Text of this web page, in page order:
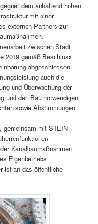
dem anhaltend hohen
mit einer
externen Partners zur
zwischen Stadt
2019 gemäß Beschluss
abgeschlossen.
auch die
und Überwachung der
und den Bau notwendigen
sowie Abstimmungen
gemeinsam mit STEIN
Kanalbaumaßnahmen
Eigenbetriebs
ist an das öffentliche